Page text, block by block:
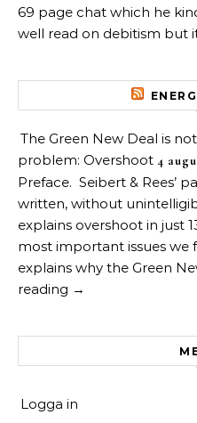
69 page chat which he
well read on debitism but
The Green New Deal is
problem: Overshoot 4
Preface. Seibert & Rees’
written, without
explains overshoot in just
most important issues we
explains why the Green
reading →
Logga in